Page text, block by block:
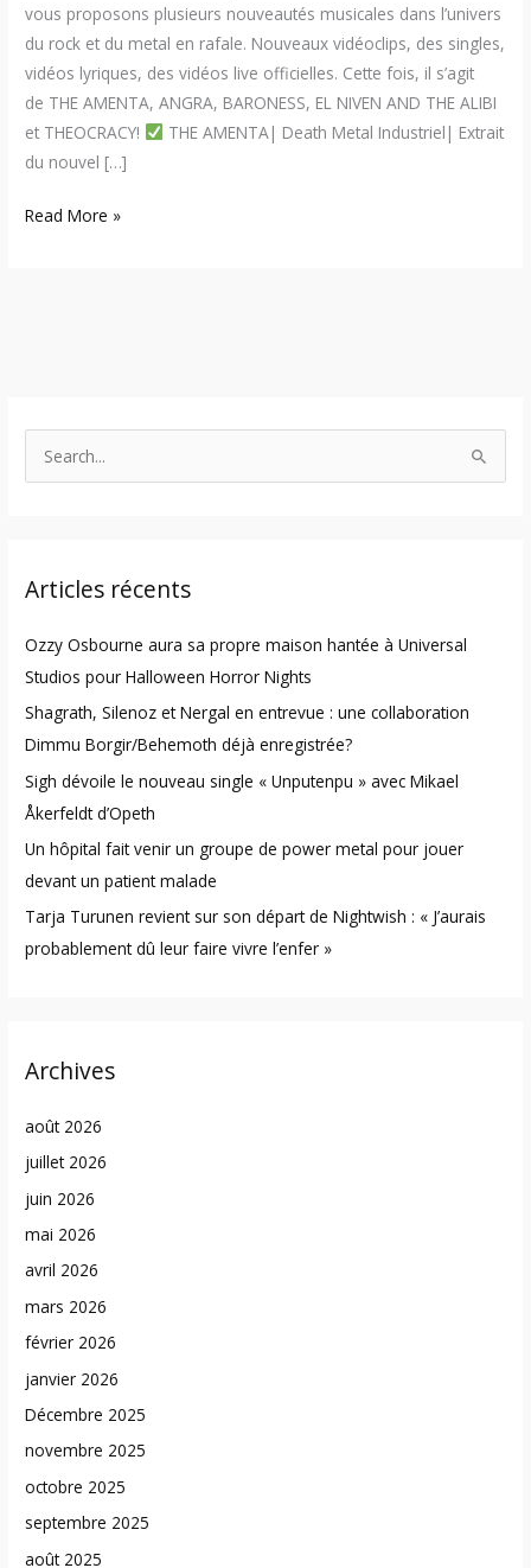
vous proposons plusieurs nouveautés musicales dans l’univers
du rock et du metal en rafale. Nouveaux vidéoclips, des singles,
vidéos lyriques, des vidéos live officielles. Cette fois, il s’agit
de THE AMENTA, ANGRA, BARONESS, EL NIVEN AND THE ALIBI
et THEOCRACY!
THE AMENTA| Death Metal Industriel| Extrait
du nouvel […]
Read More »
c
f
o
r
:
Articles récents
Ozzy Osbourne aura sa propre maison hantée à Universal
Studios pour Halloween Horror Nights
Shagrath, Silenoz et Nergal en entrevue : une collaboration
Dimmu Borgir/Behemoth déjà enregistrée?
Sigh dévoile le nouveau single « Unputenpu » avec Mikael
Åkerfeldt d’Opeth
Un hôpital fait venir un groupe de power metal pour jouer
devant un patient malade
Tarja Turunen revient sur son départ de Nightwish : « J’aurais
probablement dû leur faire vivre l’enfer »
Archives
août 2026
juillet 2026
juin 2026
mai 2026
avril 2026
mars 2026
février 2026
janvier 2026
Décembre 2025
novembre 2025
octobre 2025
septembre 2025
août 2025